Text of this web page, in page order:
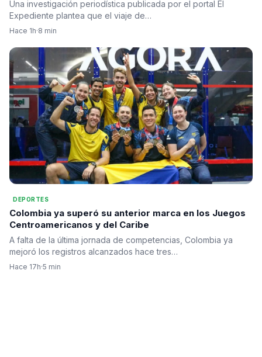
Una investigación periodística publicada por el portal El
Expediente plantea que el viaje de…
Hace 1h·8 min
DEPORTES
Colombia ya superó su anterior marca en los Juegos
Centroamericanos y del Caribe
A falta de la última jornada de competencias, Colombia ya
mejoró los registros alcanzados hace tres…
Hace 17h·5 min